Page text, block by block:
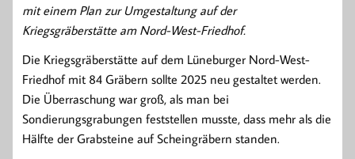
mit einem Plan zur Umgestaltung auf der
Kriegsgräberstätte am Nord-West-Friedhof.
Die Kriegsgräberstätte auf dem Lüneburger Nord-West-
Friedhof mit 84 Gräbern sollte 2025 neu gestaltet werden.
Die Überraschung war groß, als man bei
Sondierungsgrabungen feststellen musste, dass mehr als die
Hälfte der Grabsteine auf Scheingräbern standen.